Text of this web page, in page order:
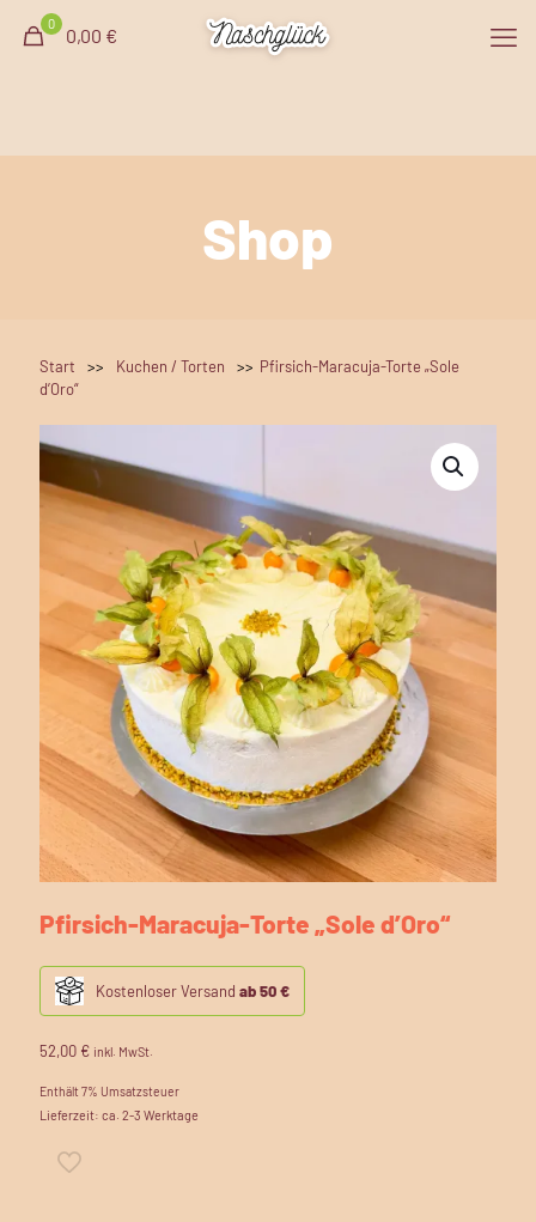
0
0,00 €
Shop
Start >> Kuchen / Torten >> Pfirsich-Maracuja-Torte „Sole
d’Oro“
Pfirsich-Maracuja-Torte „Sole d’Oro“
Kostenloser Versand ab 50 €
52,00 € inkl. MwSt.
Enthält 7% Umsatzsteuer
Lieferzeit: ca. 2-3 Werktage